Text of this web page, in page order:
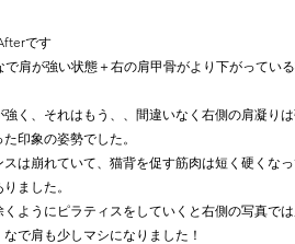
です
肩が強い状態＋右の肩甲骨がより下がってい
く、それはもう、、間違いなく右側の肩凝り
印象の姿勢でした。
は崩れていて、猫背を促す筋肉は短く硬くな
ました。
くようにピラティスをしていくと右側の写真で
で肩も少しマシになりました！